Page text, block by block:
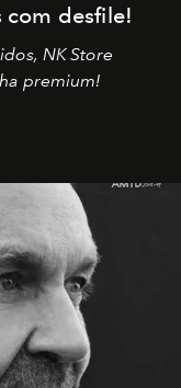
com desfile!
NK Store
premium!